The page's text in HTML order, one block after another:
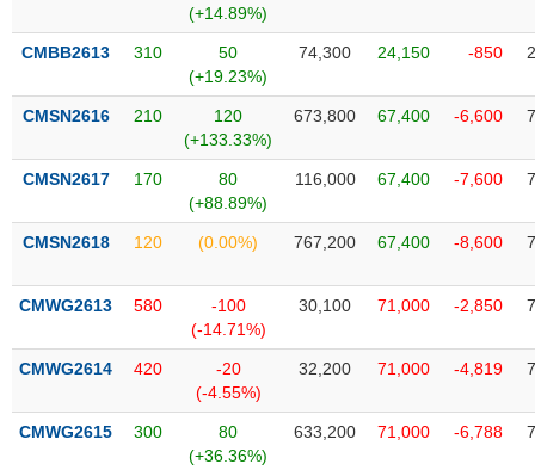
(+14.89%)
CMBB2613 310
50
(+19.23%)
74,300 24,150 -850
CMSN2616 210
120
(+133.33%)
673,800 67,400 -6,600
CMSN2617 170
80
(+88.89%)
116,000 67,400 -7,600
CMSN2618 120 (0.00%) 767,200 67,400 -8,600
CMWG2613 580
-100
(-14.71%)
30,100 71,000 -2,850
CMWG2614 420
-20
(-4.55%)
32,200 71,000 -4,819
CMWG2615 300
80
(+36.36%)
633,200 71,000 -6,788
CÔNG
THÔNG
VỤ
TRUYỀN